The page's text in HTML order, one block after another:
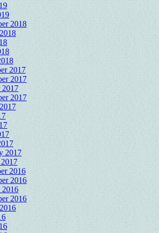
2018
2017
2017
2017
2017
2017
2016
2016
2016
2016